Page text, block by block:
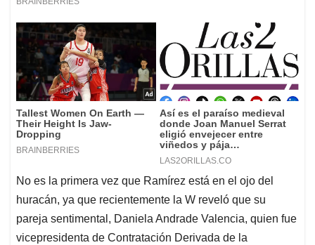
No es la primera vez que Ramírez está en el ojo del
huracán, ya que recientemente la W reveló que su
pareja sentimental, Daniela Andrade Valencia, quien fue
vicepresidenta de Contratación Derivada de la